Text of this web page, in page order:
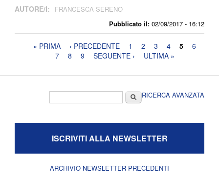
Pubblicato il: 02/09/2017 - 16:12
AUTORE/I: FRANCESCA SERENO
Pagine« PRIMA ‹ PRECEDENTE 1 2 3 4 5
6
7
8 9 SEGUENTE › ULTIMA »
CercaRICERCA AVANZATA
ISCRIVITI ALLA NEWSLETTER
ARCHIVIO NEWSLETTER PRECEDENTI